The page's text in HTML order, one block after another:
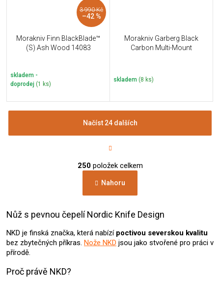
3 990 Kč
–42 %
Morakniv Finn BlackBlade™
(S) Ash Wood 14083
skladem -
doprodej (1 ks)
Morakniv Garberg Black
Carbon Multi-Mount
skladem (8 ks)
v
á
d
c
p
r
Načíst 24 dalších
t
á
n
k
v
n
250položek celkem
Nahoru
Nůž s pevnou čepelí Nordic Knife Design
NKD je finská značka, která nabízí poctivou severskou kvalitu
bez zbytečných příkras. Nože NKD jsou jako stvořené pro práci v
přírodě.
Proč právě NKD?